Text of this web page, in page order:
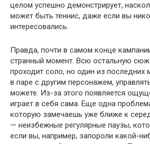
целом успешно демонстрирует,
может быть теннис, даже если вы
интересовались.
Правда, почти в самом конце
странный момент. Всю остальную
проходит соло, но один из последних
в паре с другим персонажем,
можете. Из-за этого появляется
играет в себя сама. Еще одна
которую замечаешь уже ближе к
— неизбежные регулярные паузы,
если вы, например, запороли какой-